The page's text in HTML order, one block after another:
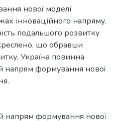
нової моделі
інноваційного напряму.
подальшого розвитку
що обравши
Україна повинна
напрям формування нової
напрям формування нової